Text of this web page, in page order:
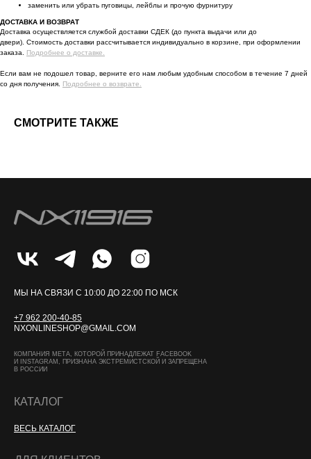
заменить или убрать пуговицы, лейблы и прочую фурнитуру
ДОСТАВКА И ВОЗВРАТ
Доставка осуществляется службой доставки СДЕК (до пункта выдачи или до
двери). Стоимость доставки рассчитывается индивидуально в корзине, при оформлении
заказа. Подробнее о доставке.
Если вам не подошел товар, верните его нам любым удобным способом в течение 7 дней
со дня получения. Подробнее о возврате.
СМОТРИТЕ ТАКЖЕ
+7 962 200-40-85
NXONLINESHOP@GMAIL.COM
КОМПАНИЯ МЕТА, КОТОРОЙ ПРИНАДЛЕЖАТ FACEBOOK
И INSTAGRAM, ПРИЗНАНА ЭКСТРЕМИСТСКОЙ И ЗАПРЕЩЕНА
В РОССИИ
КАТАЛОГ
ВЕСЬ КАТАЛОГ
МЫ НА СВЯЗИ С 10:00 ДО 22:00 ПО МСК